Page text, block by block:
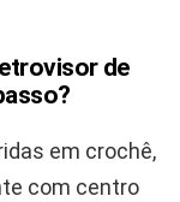
de
em crochê,
com centro